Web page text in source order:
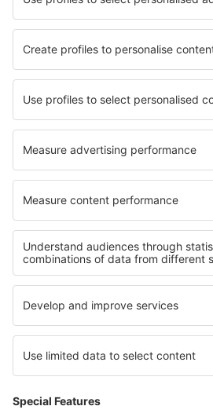
Hoteluri în Chard Hoteluri în
Hoteluri Kunin Hoteluri în Furnas
Cele mai bune hoteluri - regiuni
Hoteluri în Alpe d'Huez
Hoteluri în Provence-Alpes-Cote d'Azur
Hoteluri în regiunea Munților Jura
Hoteluri Veliko Tarnovo province
Hoteluri in Swiss Alps Hoteluri în